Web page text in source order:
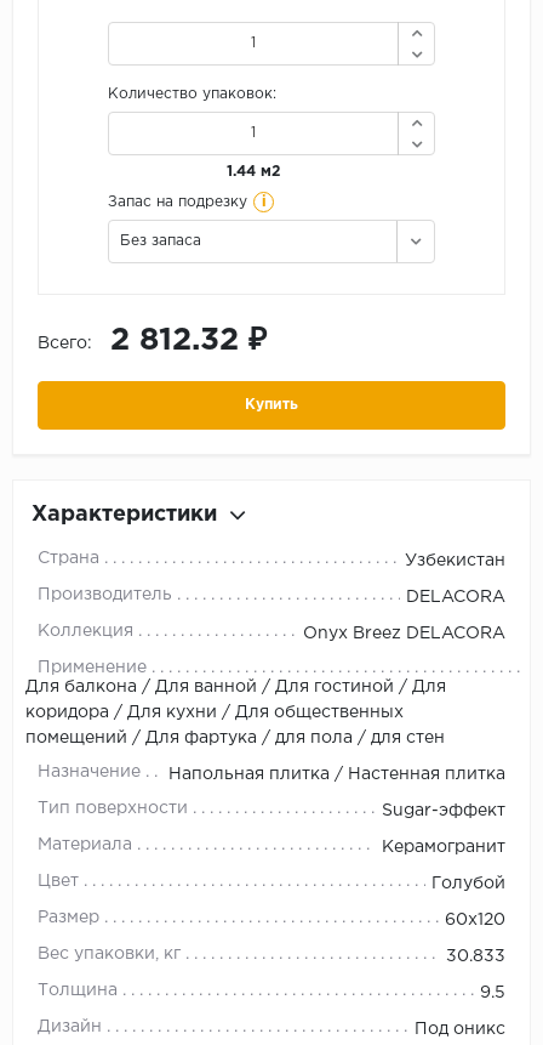
Количество упаковок:
1.44 м2
Запас на подрезку i
Без запаса
Всего: 2 812.32 ₽
Купить
Характеристики
Страна Узбекистан
Производитель DELACORA
Коллекция Onyx Breez DELACORA
Применение
Для балкона / Для ванной / Для гостиной / Для
коридора / Для кухни / Для общественных
помещений / Для фартука / для пола / для стен
Назначение Напольная плитка / Настенная плитка
Тип поверхности Sugar-эффект
Материала Керамогранит
Цвет Голубой
Размер 60х120
Вес упаковки, кг 30.833
Толщина 9.5
Дизайн Под оникс